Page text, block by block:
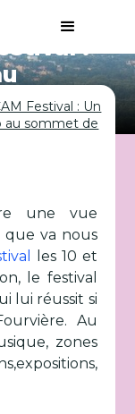
:
Festival : Un
au sommet de
une vue
que va nous
les 10 et
le festival
lui réussit si
Au
zones